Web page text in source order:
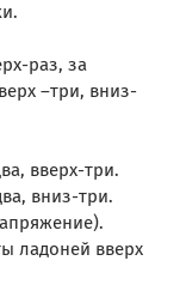
раз, за
–три, вниз-
вверх-три.
вниз-три.
ладоней вверх